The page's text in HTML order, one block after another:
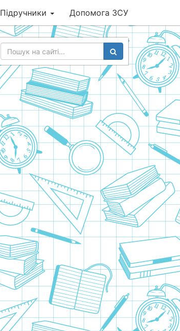
Підручники Допомога ЗСУ